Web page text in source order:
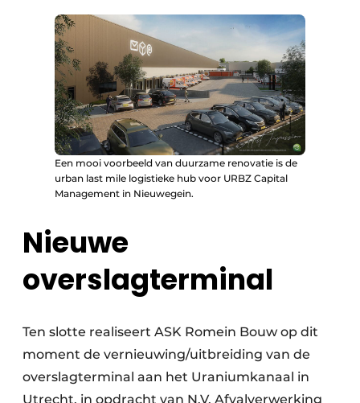
Een mooi voorbeeld van duurzame renovatie is de
urban last mile logistieke hub voor URBZ Capital
Management in Nieuwegein.
Nieuwe
overslagterminal
Ten slotte realiseert ASK Romein Bouw op dit
moment de vernieuwing/uitbreiding van de
overslagterminal aan het Uraniumkanaal in
Utrecht, in opdracht van N.V. Afvalverwerking